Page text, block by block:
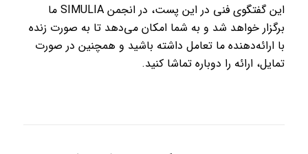
این گفتگوی فنی در این پست، در انجمن SIMULIA ما
برگزار خواهد شد و به شما امکان می‌دهد تا به صورت زنده
با ارائه‌دهنده ما تعامل داشته باشید و همچنین در صورت
تمایل، ارائه را دوباره تماشا کنید.